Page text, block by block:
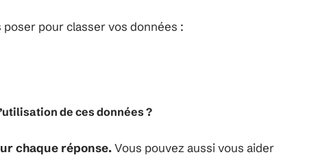
pour classer vos données :
de ces données ?
chaque réponse.Vous pouvez aussi vous aider